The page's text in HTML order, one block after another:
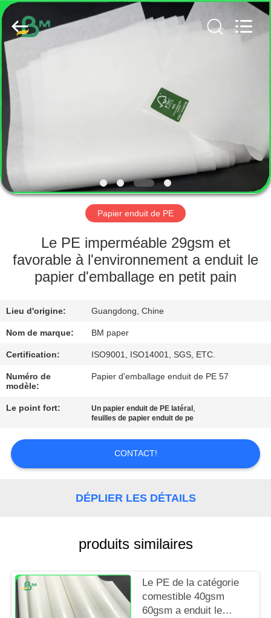
MAISON
PRODUITS
AU
SUJET
DE
NOUS
VISITE
D'USINE
DE
QUALITÉ
CONTACTEZ-
NOUS
CAS
PRIVACY
POLICY
GUANGZHOU
BMPAPER
LTD..
All
Rights
Reserved.
Papier enduit de PE
Le PE imperméable 29gsm et
favorable à l'environnement a enduit le
papier d'emballage en petit pain
Lieu d'origine: Guangdong, Chine
Nom de marque: BM paper
Certification: ISO9001, ISO14001, SGS, ETC.
Numéro de
modèle:
Papier d'emballage enduit de PE 57
Le point fort: Un papier enduit de PE latéral ,
feuilles de papier enduit de pe
CONTACT!
DÉPLIER LES DÉTAILS
produits similaires
Le PE de la catégorie
comestible 40gsm
60gsm a enduit le